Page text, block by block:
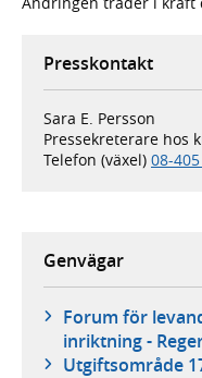
Presskontakt
Sara E. Persson
Pressekreterare hos
Telefon (växel) 08-
Genvägar
Forum för
inriktning -
Utgiftsområde